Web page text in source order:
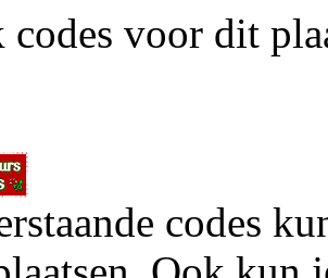
voor dit
codes